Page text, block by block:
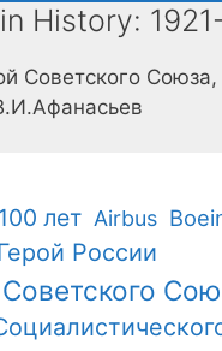
History:
Советского Союза,
100 лет Airbus
России